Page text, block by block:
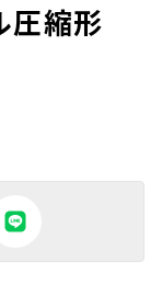
圧縮形